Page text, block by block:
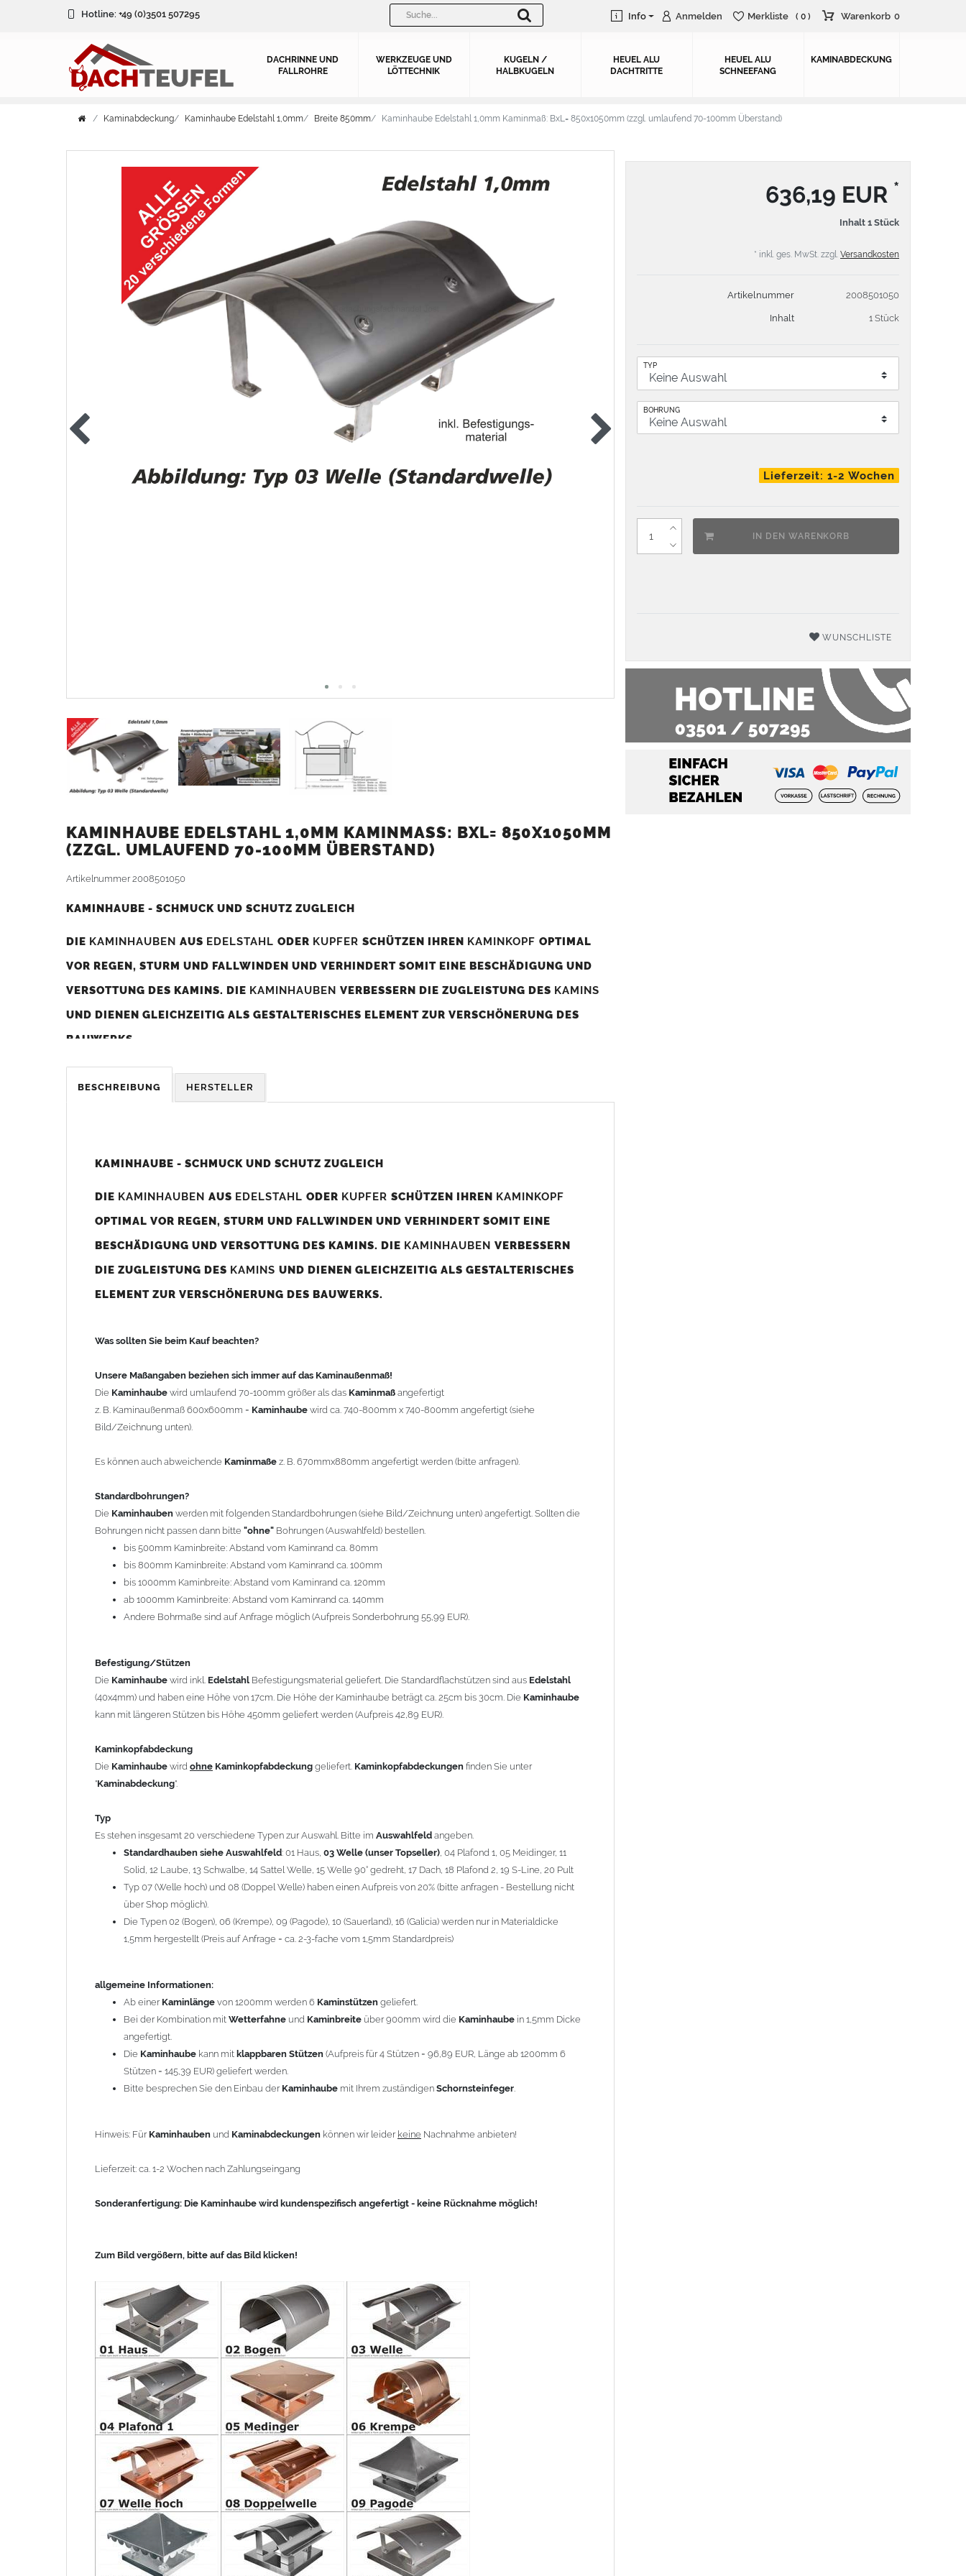
Hotline: +49 (0)3501 507295 Info Anmelden Merkliste ( 0 ) Warenkorb 0
DACHRINNE UND
FALLROHRE
WERKZEUGE UND
LÖTTECHNIK
KUGELN /
HALBKUGELN
HEUEL ALU
DACHTRITTE
HEUEL ALU
SCHNEEFANG
KAMINABDECKUNG
Kaminabdeckung Kaminhaube Edelstahl 1,0mm Breite 850mm Kaminhaube Edelstahl 1,0mm Kaminmaß: BxL= 850x1050mm (zzgl. umlaufend 70-100mm Überstand)
636,19 EUR *
Inhalt 1 Stück
* inkl. ges. MwSt. zzgl. Versandkosten
Artikelnummer 2008501050
Inhalt 1 Stück
TYP
BOHRUNG
Lieferzeit: 1-2 Wochen
IN DEN WARENKORB
WUNSCHLISTE
KAMINHAUBE EDELSTAHL 1,0MM KAMINMASS: BXL= 850X1050MM (
ZZGL. UMLAUFEND 70-100MM ÜBERSTAND)
Artikelnummer2008501050
KAMINHAUBE - SCHMUCK UND SCHUTZ ZUGLEICH
DIE KAMINHAUBEN AUS EDELSTAHL ODER KUPFER SCHÜTZEN IHREN KAMINKOPF OPTIMAL
VOR REGEN, STURM UND FALLWINDEN UND VERHINDERT SOMIT EINE BESCHÄDIGUNG UND
VERSOTTUNG DES KAMINS. DIE KAMINHAUBEN VERBESSERN DIE ZUGLEISTUNG DES KAMINS
UND DIENEN GLEICHZEITIG ALS GESTALTERISCHES ELEMENT ZUR VERSCHÖNERUNG DES
BAUWERKS.
Was sollten Sie beim Kauf beachten?
Standardbohrungen?
Bohrungen nicht passen dann bitte"ohne"Bohrungen (Auswahlfeld) bestellen.
bis 500mm Kaminbreite: Abstand vom Kaminrand ca. 80mm
ab 1000mm Kaminbreite: Abstand vom Kaminrand ca. 140mm
Befestigung/Stützen
Kaminhaubewird inkl.Edelstahl
kann mit längeren Stützen bis Höhe 450mm geliefert werden (Aufpreis 42,89 EUR).
Kaminkopfabdeckung
Kaminhaubewirdohne Kaminkopfabdeckunggeliefert.Kaminkopfabdeckungenfinden Sie unter
Kaminabdeckung".
Es stehen insgesamt 20 verschiedene Typen zur Auswahl. Bitte imAuswahlfeld
Standardhauben siehe Auswahlfeld: 01 Haus,03 Welle (unser Topseller)
12 Laube, 13 Schwalbe, 14 Sattel Welle, 15 Welle 90° gedreht, 17 Dach, 18 Plafond 2, 19 S-Line, 20 Pult
Die Typen 02 (Bogen), 06 (Krempe), 09 (Pagode), 10 (Sauerland), 16 (Galicia) werden nur in Materialdicke 1,5mm
hergestellt (Preis auf Anfrage = ca. 2-3-fache vom 1,5mm Standardpreis)
Ab einerKaminlänge
Bei der Kombination mitWetterfahneundKaminbreite über 900mm wird dieKaminhaubein 1,5mm Dicke
angefertigt.
= 145,39 EUR) geliefert werden.
Bitte besprechen Sie den Einbau derKaminhaubemit Ihrem zuständigenSchornsteinfeger
Zum Bild vergößern, bitte auf das Bild klicken!
BESCHREIBUNG HERSTELLER
KAMINHAUBE - SCHMUCK UND SCHUTZ ZUGLEICH
DIE KAMINHAUBEN AUS EDELSTAHL ODER KUPFER SCHÜTZEN IHREN KAMINKOPF
OPTIMAL VOR REGEN, STURM UND FALLWINDEN UND VERHINDERT SOMIT EINE
BESCHÄDIGUNG UND VERSOTTUNG DES KAMINS. DIE KAMINHAUBEN VERBESSERN
DIE ZUGLEISTUNG DES KAMINS UND DIENEN GLEICHZEITIG ALS GESTALTERISCHES
ELEMENT ZUR VERSCHÖNERUNG DES BAUWERKS.
Was sollten Sie beim Kauf beachten?
Unsere Maßangaben beziehen sich immer auf das Kaminaußenmaß!
Die Kaminhaube wird umlaufend 70-100mm größer als das Kaminmaß angefertigt
z. B. Kaminaußenmaß 600x600mm = Kaminhaube wird ca. 740-800mm x 740-800mm angefertigt (siehe
Bild/Zeichnung unten).
Es können auch abweichende Kaminmaße z. B. 670mmx880mm angefertigt werden (bitte anfragen).
Standardbohrungen?
Die Kaminhauben werden mit folgenden Standardbohrungen (siehe Bild/Zeichnung unten) angefertigt. Sollten die
Bohrungen nicht passen dann bitte "ohne" Bohrungen (Auswahlfeld) bestellen.
bis 500mm Kaminbreite: Abstand vom Kaminrand ca. 80mm
bis 800mm Kaminbreite: Abstand vom Kaminrand ca. 100mm
bis 1000mm Kaminbreite: Abstand vom Kaminrand ca. 120mm
ab 1000mm Kaminbreite: Abstand vom Kaminrand ca. 140mm
Andere Bohrmaße sind auf Anfrage möglich (Aufpreis Sonderbohrung 55,99 EUR).
Befestigung/Stützen
Die Kaminhaube wird inkl. Edelstahl Befestigungsmaterial geliefert. Die Standardflachstützen sind aus Edelstahl
(40x4mm) und haben eine Höhe von 17cm. Die Höhe der Kaminhaube beträgt ca. 25cm bis 30cm. Die Kaminhaube
kann mit längeren Stützen bis Höhe 450mm geliefert werden (Aufpreis 42,89 EUR).
Kaminkopfabdeckung
Die Kaminhaube wird ohne Kaminkopfabdeckung geliefert. Kaminkopfabdeckungen finden Sie unter
"Kaminabdeckung".
Typ
Es stehen insgesamt 20 verschiedene Typen zur Auswahl. Bitte im Auswahlfeld angeben.
Standardhauben siehe Auswahlfeld: 01 Haus, 03 Welle (unser Topseller) , 04 Plafond 1, 05 Meidinger, 11
Solid, 12 Laube, 13 Schwalbe, 14 Sattel Welle, 15 Welle 90° gedreht, 17 Dach, 18 Plafond 2, 19 S-Line, 20 Pult
Typ 07 (Welle hoch) und 08 (Doppel Welle) haben einen Aufpreis von 20% (bitte anfragen - Bestellung nicht
über Shop möglich).
Die Typen 02 (Bogen), 06 (Krempe), 09 (Pagode), 10 (Sauerland), 16 (Galicia) werden nur in Materialdicke
1,5mm hergestellt (Preis auf Anfrage = ca. 2-3-fache vom 1,5mm Standardpreis)
allgemeine Informationen:
Ab einer Kaminlänge von 1200mm werden 6 Kaminstützen geliefert.
Bei der Kombination mit Wetterfahne und Kaminbreite über 900mm wird die Kaminhaube in 1,5mm Dicke
angefertigt.
Die Kaminhaube kann mit klappbaren Stützen (Aufpreis für 4 Stützen = 96,89 EUR, Länge ab 1200mm 6
Stützen = 145,39 EUR) geliefert werden.
Bitte besprechen Sie den Einbau der Kaminhaube mit Ihrem zuständigen Schornsteinfeger
Hinweis: Für Kaminhauben und Kaminabdeckungen können wir leider keine Nachnahme anbieten!
Lieferzeit: ca. 1-2 Wochen nach Zahlungseingang
Sonderanfertigung: Die Kaminhaube wird kundenspezifisch angefertigt - keine Rücknahme möglich!
Zum Bild vergößern, bitte auf das Bild klicken!